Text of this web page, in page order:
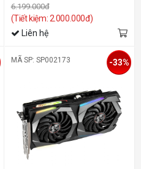
6.199.000đ
(Tiết kiệm: 2.000.000đ)
Liên hệ
MÃ SP: SP002173 -33%